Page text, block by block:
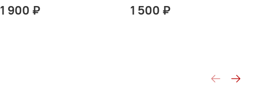
1 900 ₽ 1 500 ₽